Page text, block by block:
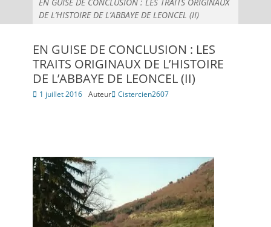
DE L’HISTOIRE DE L’ABBAYE DE LEONCEL (II)
EN GUISE DE CONCLUSION : LES
TRAITS ORIGINAUX DE L’HISTOIRE
DE L’ABBAYE DE LEONCEL (II)
Posté
1 juillet 2016 Auteur Cistercien2607